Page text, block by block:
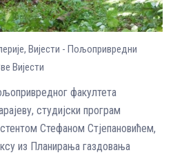
, Вијести - Пољопривредни
Вијести
факултета
студијски програм
Стефаном Стјепановићем,
из Планирања газдовања